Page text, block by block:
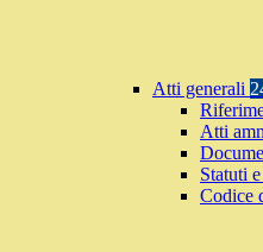
Atti generali
Atti
Statuti
Codice